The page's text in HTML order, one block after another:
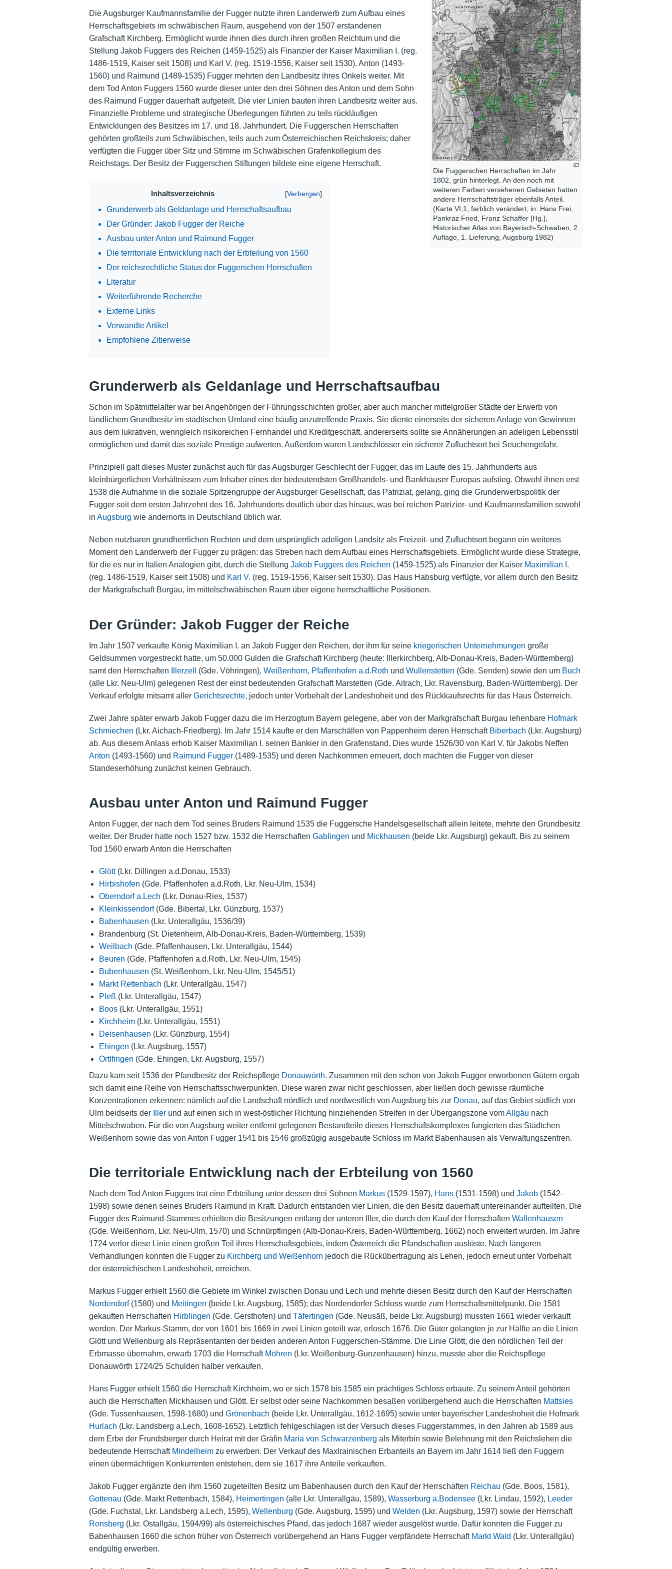
Nutzungshinweise
Die Fuggerschen Herrschaften im Jahr
1802, grün hinterlegt. An den noch mit
weiteren Farben versehenen Gebieten hatten
andere Herrschaftsträger ebenfalls Anteil.
(Karte VI,1, farblich verändert, in: Hans Frei,
Pankraz Fried, Franz Schaffer [Hg.],
Historischer Atlas von Bayerisch-Schwaben, 2.
Auflage, 1. Lieferung, Augsburg 1982)
Die Augsburger Kaufmannsfamilie der Fugger nutzte ihren Landerwerb zum Aufbau eines
Herrschaftsgebiets im schwäbischen Raum, ausgehend von der 1507 erstandenen
Grafschaft Kirchberg. Ermöglicht wurde ihnen dies durch ihren großen Reichtum und die
Stellung Jakob Fuggers des Reichen (1459-1525) als Finanzier der Kaiser Maximilian I. (reg.
1486-1519, Kaiser seit 1508) und Karl V. (reg. 1519-1556, Kaiser seit 1530). Anton (1493-
1560) und Raimund (1489-1535) Fugger mehrten den Landbesitz ihres Onkels weiter. Mit
dem Tod Anton Fuggers 1560 wurde dieser unter den drei Söhnen des Anton und dem Sohn
des Raimund Fugger dauerhaft aufgeteilt. Die vier Linien bauten ihren Landbesitz weiter aus.
Finanzielle Probleme und strategische Überlegungen führten zu teils rückläufigen
Entwicklungen des Besitzes im 17. und 18. Jahrhundert. Die Fuggerschen Herrschaften
gehörten großteils zum Schwäbischen, teils auch zum Österreichischen Reichskreis; daher
verfügten die Fugger über Sitz und Stimme im Schwäbischen Grafenkollegium des
Reichstags. Der Besitz der Fuggerschen Stiftungen bildete eine eigene Herrschaft.
Inhaltsverzeichnis
Grunderwerb als Geldanlage und Herrschaftsaufbau
Der Gründer: Jakob Fugger der Reiche
Ausbau unter Anton und Raimund Fugger
Die territoriale Entwicklung nach der Erbteilung von 1560
Der reichsrechtliche Status der Fuggerschen Herrschaften
Literatur
Weiterführende Recherche
Externe Links
Verwandte Artikel
Empfohlene Zitierweise
Grunderwerb als Geldanlage und Herrschaftsaufbau
Schon im Spätmittelalter war bei Angehörigen der Führungsschichten großer, aber auch mancher mittelgroßer Städte der Erwerb von
ländlichem Grundbesitz im städtischen Umland eine häufig anzutreffende Praxis. Sie diente einerseits der sicheren Anlage von Gewinnen
aus dem lukrativen, wenngleich risikoreichen Fernhandel und Kreditgeschäft, andererseits sollte sie Annäherungen an adeligen Lebensstil
ermöglichen und damit das soziale Prestige aufwerten. Außerdem waren Landschlösserein sicherer Zufluchtsort bei Seuchengefahr.
Prinzipiell galt dieses Muster zunächst auch für das Augsburger Geschlecht der Fugger, das im Laufe des 15. Jahrhunderts aus
kleinbürgerlichen Verhältnissen zum Inhaber eines der bedeutendsten Großhandels- und Bankhäuser Europas aufstieg. Obwohl ihnen erst
1538 die Aufnahme in die soziale Spitzengruppe der Augsburger Gesellschaft, das Patriziat, gelang, ging die Grunderwerbspolitik der
Fugger seit dem ersten Jahrzehnt des 16. Jahrhunderts deutlich über das hinaus, was bei reichen Patrizier-und Kaufmannsfamilien sowohl
in Augsburg wie andernorts in Deutschland üblich war.
Neben nutzbaren grundherrlichen Rechten und dem ursprünglich adeligen Landsitz als Freizeit- und Zufluchtsort begann ein weiteres
Moment den Landerwerb der Fuggerzu prägen: das Streben nach dem Aufbau eines Herrschaftsgebiets. Ermöglicht wurde diese Strategie,
für die es nur in Italien Analogien gibt, durch die Stellung Jakob Fuggers des Reichen (1459-1525) als Finanzier der Kaiser Maximilian I.
(reg. 1486-1519, Kaiser seit 1508) und Karl V. (reg. 1519-1556, Kaiser seit 1530). Das Haus Habsburg verfügte, vor allem durch den Besitz
der Markgrafschaft Burgau, im mittelschwäbischen Raum über eigene herrschaftliche Positionen.
Der Gründer: Jakob Fugger der Reiche
Im Jahr 1507 verkaufte König Maximilian I. an Jakob Fugger den Reichen, der ihm für seine kriegerischen Unternehmungen große
Geldsummen vorgestreckt hatte, um 50.000 Gulden die Grafschaft Kirchberg (heute: Illerkirchberg, Alb-Donau-Kreis, Baden-Württemberg)
samt den Herrschaften
Illerzell (Gde. Vöhringen), Weißenhorn, Pfaffenhofen a.d.Roth und Wullenstetten (Gde. Senden) sowie den um Buch
(alle Lkr. Neu-Ulm) gelegenen Rest der einst bedeutenden Grafschaft Marstetten (Gde. Aitrach, Lkr. Ravensburg, Baden-Württemberg). Der
Verkauf erfolgte mitsamt aller Gerichtsrechte, jedoch unter Vorbehalt der Landeshoheit und des Rückkaufsrechts für das Haus Österreich.
Zwei Jahre später erwarb Jakob Fugger dazu die im Herzogtum Bayern gelegene, aber von der Markgrafschaft Burgau lehenbare Hofmark
Schmiechen (Lkr. Aichach-Friedberg). Im Jahr 1514 kaufte er den Marschällen von Pappenheim deren Herrschaft Biberbach (Lkr. Augsburg)
ab. Aus diesem Anlass erhob Kaiser Maximilian I. seinen Bankier in den Grafenstand. Dies wurde 1526/30 von Karl V. für Jakobs Neffen
Anton (1493-1560) und Raimund Fugger(1489-1535) und deren Nachkommen erneuert, doch machten die Fugger von dieser
Standeserhöhung zunächst keinen Gebrauch.
Ausbau unter Anton und Raimund Fugger
Anton Fugger, der nach dem Tod seines Bruders Raimund 1535 die Fuggersche Handelsgesellschaft allein leitete, mehrte den Grundbesitz
weiter. Der Bruder hatte noch 1527 bzw. 1532 die Herrschaften Gablingen und Mickhausen (beide Lkr. Augsburg) gekauft. Bis zu seinem
Tod 1560 erwarb Anton die Herrschaften
Glött(Lkr. Dillingen a.d.Donau, 1533)
Hirbishofen (Gde. Pfaffenhofen a.d.Roth, Lkr. Neu-Ulm, 1534)
Oberndorf a.Lech (Lkr. Donau-Ries, 1537)
Kleinkissendorf(Gde. Bibertal, Lkr. Günzburg, 1537)
Babenhausen (Lkr. Unterallgäu, 1536/39)
Brandenburg (St. Dietenheim, Alb-Donau-Kreis, Baden-Württemberg, 1539)
Weilbach (Gde. Pfaffenhausen, Lkr. Unterallgäu, 1544)
Beuren (Gde. Pfaffenhofen a.d.Roth, Lkr. Neu-Ulm, 1545)
Bubenhausen (St. Weißenhorn, Lkr. Neu-Ulm, 1545/51)
Markt Rettenbach (Lkr. Unterallgäu, 1547)
Pleß (Lkr. Unterallgäu, 1547)
Boos(Lkr. Unterallgäu, 1551)
Kirchheim(Lkr. Unterallgäu, 1551)
Deisenhausen (Lkr. Günzburg, 1554)
Ehingen (Lkr. Augsburg, 1557)
Ortlfingen (Gde. Ehingen, Lkr. Augsburg, 1557)
Dazu kam seit 1536 der Pfandbesitz der Reichspflege Donauwörth. Zusammen mit den schon von Jakob Fugger erworbenen Gütern ergab
sich damit eine Reihe von Herrschaftsschwerpunkten. Diese waren zwar nicht geschlossen, aber ließen doch gewisse räumliche
Konzentrationen erkennen: nämlich auf die Landschaft nördlich und nordwestlich von Augsburg bis zur Donau, auf das Gebiet südlich von
Ulm beidseits der
Illerund auf einen sich in west-östlicher Richtung hinziehenden Streifen in der Übergangszone vomAllgäu nach
Mittelschwaben. Für die von Augsburg weiter entfernt gelegenen Bestandteile dieses Herrschaftskomplexes fungierten das Städtchen
Weißenhorn sowie das von Anton Fugger 1541 bis 1546 großzügig ausgebaute Schloss im Markt Babenhausen als Verwaltungszentren.
Die territoriale Entwicklung nach der Erbteilung von 1560
Nach dem Tod Anton Fuggers trat eine Erbteilung unter dessen drei Söhnen Markus(1529-1597), Hans(1531-1598) und Jakob(1542-
1598) sowie denen seines Bruders Raimund in Kraft. Dadurch entstanden vier Linien, die den Besitz dauerhaft untereinander aufteilten. Die
Fugger des Raimund-Stammes erhielten die Besitzungen entlang der unteren Iller, die durch den Kauf der Herrschaften Wallenhausen
(Gde. Weißenhorn, Lkr. Neu-Ulm, 1570) und Schnürpflingen (Alb-Donau-Kreis, Baden-Württemberg, 1662) noch erweitert wurden. Im Jahre
1724 verlor diese Linie einen großen Teil ihres Herrschaftsgebiets, indem Österreich die Pfandschaften auslöste. Nach längeren
Verhandlungen konnten die Fuggerzu Kirchberg und Weißenhorn jedoch die Rückübertragung als Lehen, jedoch erneut unter Vorbehalt
der österreichischen Landeshoheit, erreichen.
Markus Fugger erhielt 1560 die Gebiete im Winkel zwischen Donau und Lech und mehrte diesen Besitz durch den Kauf der Herrschaften
Nordendorf(1580) und Meitingen (beide Lkr. Augsburg, 1585); das Nordendorfer Schloss wurde zum Herrschaftsmittelpunkt. Die 1581
gekauften Herrschaften Hirblingen (Gde. Gersthofen) und Täfertingen (Gde. Neusäß, beide Lkr. Augsburg) mussten 1661 wieder verkauft
werden. Der Markus-Stamm, der von 1601 bis 1669 in zwei Linien geteilt war, erlosch 1676. Die Güter gelangten je zur Hälfte an die Linien
Glött und Wellenburg als Repräsentanten der beiden anderen Anton Fuggerschen-Stämme. Die Linie Glött, die den nördlichen Teil der
Erbmasse übernahm, erwarb 1703 die Herrschaft Möhren (Lkr. Weißenburg-Gunzenhausen) hinzu, musste aber die Reichspflege
Donauwörth 1724/25 Schulden halber verkaufen.
Hans Fugger erhielt 1560 die Herrschaft Kirchheim, wo er sich 1578 bis 1585 ein prächtiges Schloss erbaute. Zu seinem Anteil gehörten
auch die Herrschaften Mickhausen und Glött. Er selbst oder seine Nachkommen besaßen vorübergehend auch die Herrschaften Mattsies
(Gde. Tussenhausen, 1598-1680) und Grönenbach (beide Lkr. Unterallgäu, 1612-1695) sowie unter bayerischer Landeshoheit die Hofmark
Hurlach (Lkr. Landsberg a.Lech, 1608-1652). Letztlich fehlgeschlagen ist der Versuch dieses Fuggerstammes, in den Jahren ab 1589 aus
dem Erbe der Frundsberger durch Heirat mit der Gräfin Maria von Schwarzenberg als Miterbin sowie Belehnung mit den Reichslehen die
bedeutende Herrschaft Mindelheimzu erwerben. Der Verkauf des Maxlrainischen Erbanteils an Bayern im Jahr 1614 ließ den Fuggern
einen übermächtigen Konkurrenten entstehen, dem sie 1617 ihre Anteile verkauften.
Jakob Fugger ergänzte den ihm 1560 zugeteilten Besitz um Babenhausen durch den Kauf der Herrschaften Reichau (Gde. Boos, 1581),
Gottenau (Gde. Markt Rettenbach, 1584), Heimertingen (alle Lkr. Unterallgäu, 1589), Wasserburg a.Bodensee(Lkr. Lindau, 1592), Leeder
(Gde. Fuchstal, Lkr. Landsberg a.Lech, 1595), Wellenburg (Gde. Augsburg, 1595) und Welden (Lkr. Augsburg, 1597) sowie der Herrschaft
Ronsberg (Lkr. Ostallgäu, 1594/99) als österreichisches Pfand, das jedoch 1687 wieder ausgelöst wurde. Dafür konnten die Fugger zu
Babenhausen 1660 die schon früher von Österreich vorübergehend an Hans Fugger verpfändete Herrschaft Markt Wald (Lkr. Unterallgäu)
endgültig erwerben.